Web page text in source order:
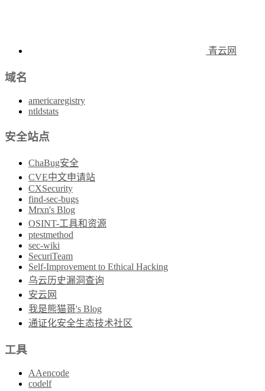
青云网
域名
americaregistry
ntldstats
安全站点
ChaBug安全
CVE中文申请站
CXSecurity
find-sec-bugs
Mrxn's Blog
OSINT-工具和资源
ptestmethod
sec-wiki
SecuriTeam
Self-Improvement to Ethical Hacking
乌云历史漏洞查询
安云网
我是熊猫哥's Blog
通证化安全生态技术社区
工具
AAencode
codelf